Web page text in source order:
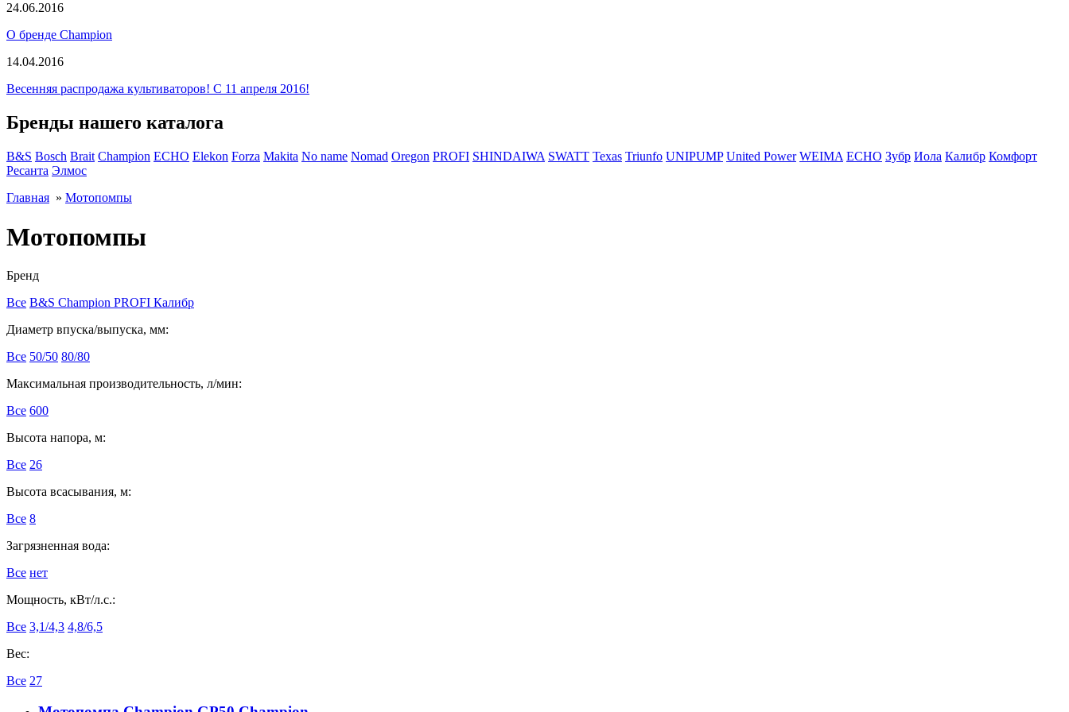
24.06.2016
О бренде Champion
14.04.2016
Весенняя распродажа культиваторов! С 11 апреля 2016!
Бренды нашего каталога
B&S Bosch Brait Champion ECHO Elekon Forza Makita No name Nomad Oregon PROFI SHINDAIWA SWATT Texas Triunfo UNIPUMP United Power WEIMA ЕСНО Зубр Иола Калибр Комфорт
Ресанта Элмос
Главная » Мотопомпы
Мотопомпы
Бренд
Все B&S Champion PROFI Калибр
Диаметр впуска/выпуска, мм:
Все 50/50 80/80
Максимальная производительность, л/мин:
Все 600
Высота напора, м:
Все 26
Высота всасывания, м:
Все 8
Загрязненная вода:
Все нет
Мощность, кВт/л.с.:
Все 3,1/4,3 4,8/6,5
Вес:
Все 27